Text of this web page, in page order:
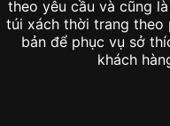
theo yêu cầu và cũng
túi xách thời trang theo
bản để phục vụ sở
khách